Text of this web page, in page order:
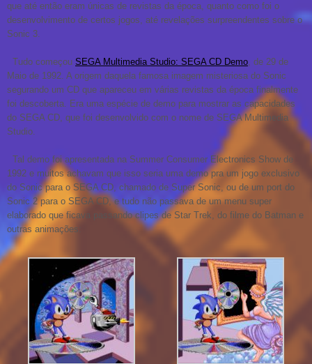
que até então eram únicas de revistas da época, quanto como foi o
desenvolvimento de certos jogos, até revelações surpreendentes sobre o
Sonic 3.
Tudo começou SEGA Multimedia Studio: SEGA CD Demo, de 29 de
Maio de 1992. A origem daquela famosa imagem misteriosa do Sonic
segurando um CD que apareceu em várias revistas da época finalmente
foi descoberta. Era uma espécie de demo para mostrar as capacidades
do SEGA CD, que foi desenvolvido com o nome de SEGA Multimedia
Studio.
Tal demo foi apresentada na Summer Consumer Electronics Show de
1992 e muitos achavam que isso seria uma demo pra um jogo exclusivo
do Sonic para o SEGA CD, chamado de Super Sonic, ou de um port do
Sonic 2 para o SEGA CD, e tudo não passava de um menu super
elaborado que ficava passando clipes de Star Trek, do filme do Batman e
outras animações: